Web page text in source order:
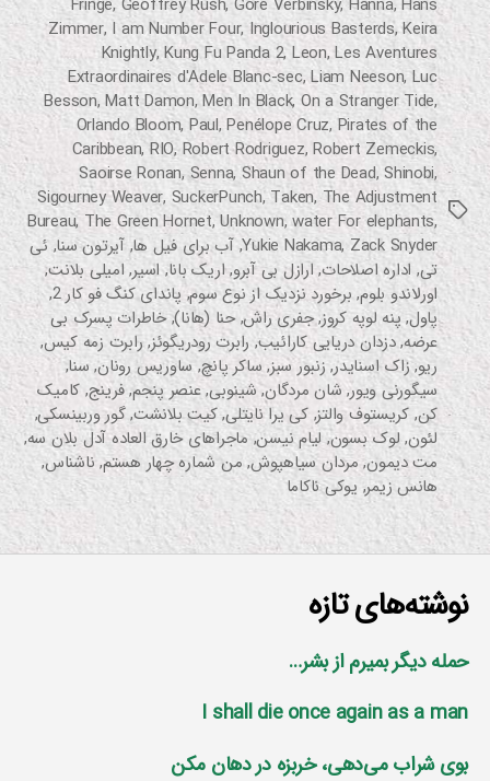
برچسب‌ها
Fringe, Geoffrey Rush, Gore Verbinsky, Hanna,Hans
Zimmer, I am Number Four, Inglourious Basterds,Keira
Knightly,Kung Fu Panda 2,Leon,Les Aventures
Extraordinaires d'Adele Blanc-sec,Liam Neeson, Luc
Besson,Matt Damon,Men In Black, On a Stranger Tide,
Orlando Bloom, Paul,Penélope Cruz, Pirates of the
Caribbean,RIO,Robert Rodriguez,Robert Zemeckis,
Saoirse Ronan,Senna,Shaun of the Dead,Shinobi,
Sigourney Weaver, SuckerPunch,Taken,The Adjustment
Bureau, The Green Hornet,Unknown,water For elephants,
Yukie Nakama, Zack Snyder
,آب برای فیل ها,آیرتون سنا,ئی
تی, اداره اصلاحات,ارازل بی آبرو,اریک بانا,اسیر, امیلی بلانت,
اورلاندو بلوم, برخورد نزدیک از نوع سوم, پاندای کنگ فو کار 2 ,
پاول,پنه لوپه کروز,جفری راش,حنا (هانا),خاطرات پسرک بی
عرضه,دزدان دریایی کارائیب,رابرت رودریگوئز,رابرت زمه کیس,
ریو,زاک اسنایدر,زنبور سبز, ساکر پانچ,ساوریس رونان, سنا,
سیگورنی ویور, شان مردگان,شینوبی,عنصر پنجم,فرینج, کامیک
کن, کریستوف والتز,کی یرا نایتلی,کیت بلانشت,گور وربینسکی,
لئون,لوک بسون,لیام نیسن,ماجراهای خارق العاده آدل بلان سه,
مت دیمون, مردان سیاهپوش, من شماره چهار هستم,ناشناس,
هانس زیمر, یوکی ناکاما
نوشته‌های تازه
حمله دیگر بمیرم از بشر…
I shall die once again as a man
بوی شراب می‌دهی، خربزه در دهان مکن